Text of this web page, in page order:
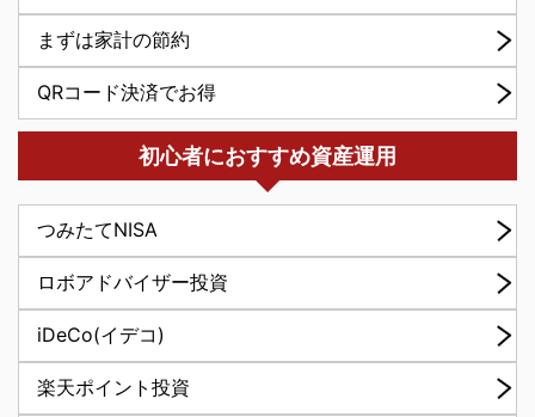
まずは家計の節約
QRコード決済でお得
初心者におすすめ資産運用
つみたてNISA
ロボアドバイザー投資
iDeCo(イデコ)
楽天ポイント投資